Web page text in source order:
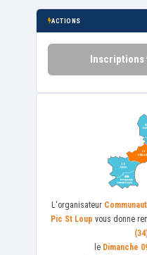
ACTIONS
Inscriptions
L'organisateur
Pic St Loup vous donne
le Dimanche